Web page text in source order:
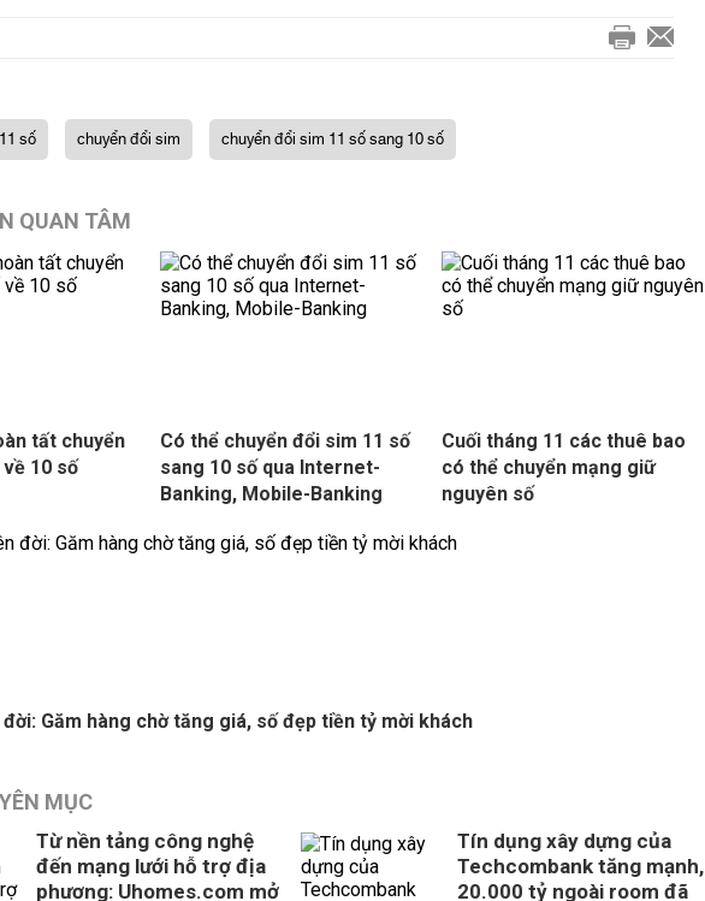
số chuyển đổi sim chuyển đổi sim 11 số sang 10 số
QUAN TÂM
tất chuyển
10 số
Có thể chuyển đổi sim 11 số
sang 10 số qua Internet-
Banking, Mobile-Banking
Cuối tháng 11 các thuê bao
có thể chuyển mạng giữ
nguyên số
Găm hàng chờ tăng giá, số đẹp tiền tỷ mời khách
MỤC
Từ nền tảng công nghệ
đến mạng lưới hỗ trợ địa
phương: Uhomes.com mở
Tín dụng xây dựng của
Techcombank tăng mạnh,
20.000 tỷ ngoài room đã